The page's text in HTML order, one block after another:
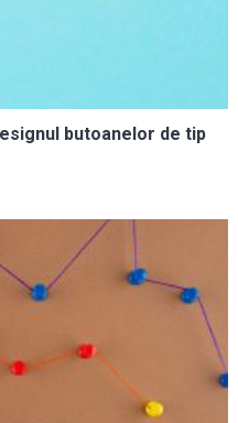
butoanelor de tip